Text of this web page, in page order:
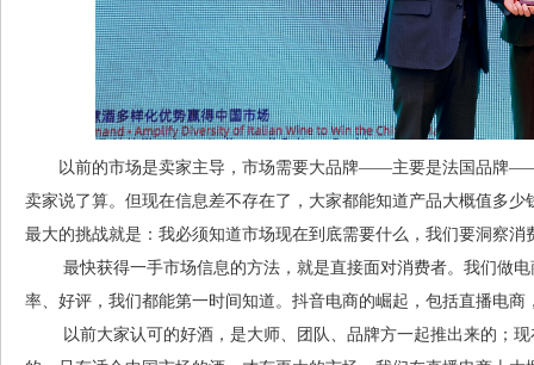
以前的市场是卖家主导，市场需要大品牌——主要是法国品牌——
卖家说了算。但现在信息差不存在了，大家都能知道产品大概值多
最大的挑战就是：我必须知道市场现在到底需要什么，我们要洞察消
最快获得一手市场信息的方法，就是直接面对消费者。我们做电
率、好评，我们都能第一时间知道。抖音电商的崛起，包括直播电
以前大家认可的好酒，是大师、团队、品牌方一起推出来的；现